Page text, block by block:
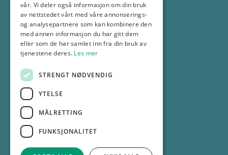
Adresse:
Os allé 13, 1777 Halden
Kontakt:
69 18 30 00
info@gp.no
Selskapsinformasjon
Personvernerklæring
vår. Vi deler også informasjon om din bruk
av nettstedet vårt med våre annonserings-
og analysepartnere som kan kombinere den
med annen informasjon du har gitt dem
eller som de har samlet inn fra din bruk av
tjenestene deres. Les mer
STRENGT NØDVENDIG
YTELSE
MÅLRETTING
FUNKSJONALITET